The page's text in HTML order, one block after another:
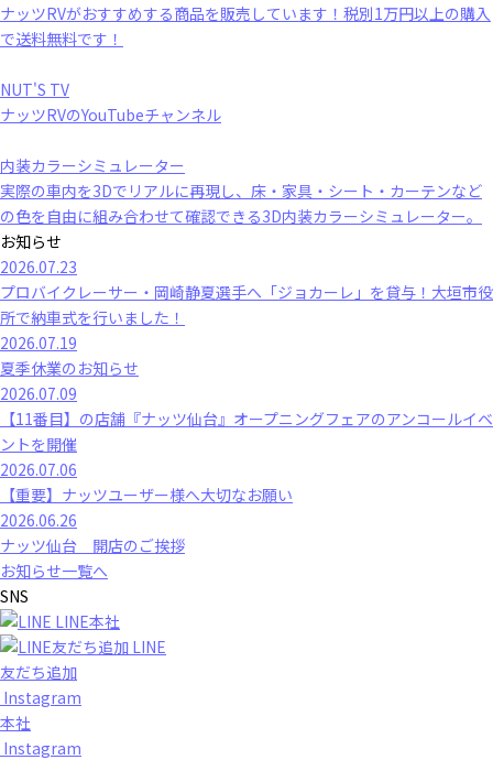
ナッツRVがおすすめする商品を販売しています！税別1万円以上の購入
で送料無料です！
NUT'S TV
ナッツRVのYouTubeチャンネル
内装カラーシミュレーター
実際の車内を3Dでリアルに再現し、床・家具・シート・カーテンなど
の色を自由に組み合わせて確認できる3D内装カラーシミュレーター。
お知らせ
2026.07.23
プロバイクレーサー・岡崎静夏選手へ「ジョカーレ」を貸与！大垣市役
所で納車式を行いました！
2026.07.19
夏季休業のお知らせ
2026.07.09
【11番目】の店舗『ナッツ仙台』オープニングフェアのアンコールイベ
ントを開催
2026.07.06
【重要】ナッツユーザー様へ大切なお願い
2026.06.26
ナッツ仙台 開店のご挨拶
お知らせ一覧へ
SNS
LINE本社
LINE
友だち追加
Instagram
本社
Instagram